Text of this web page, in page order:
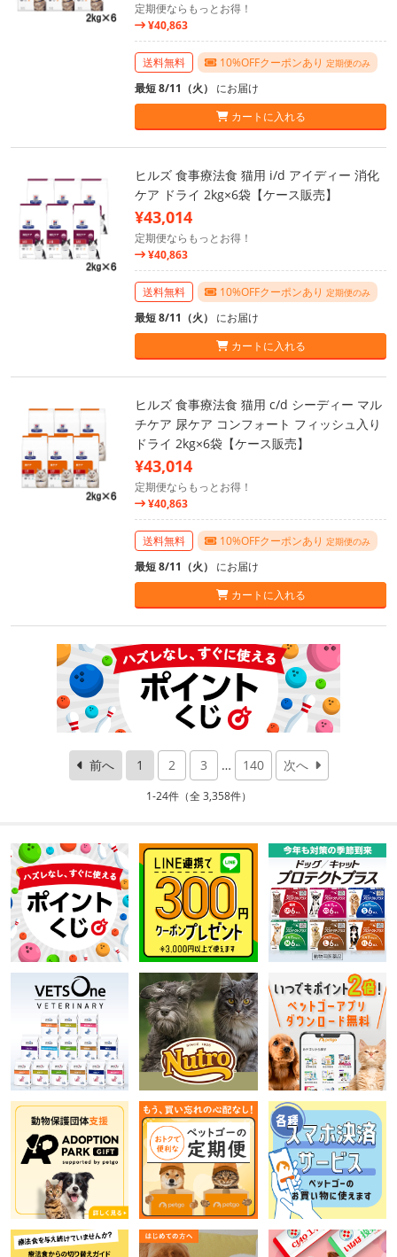
定期便ならもっとお得！
¥40,863
送料無料 10%OFFクーポンあり 定期便のみ
最短 8/11（火） にお届け
カートに入れる
ヒルズ 食事療法食 猫用 i/d アイディー 消化
ケア ドライ 2kg×6袋【ケース販売】
¥43,014
定期便ならもっとお得！
¥40,863
送料無料 10%OFFクーポンあり 定期便のみ
最短 8/11（火） にお届け
カートに入れる
ヒルズ 食事療法食 猫用 c/d シーディー マル
チケア 尿ケア コンフォート フィッシュ入り
ドライ 2kg×6袋【ケース販売】
¥43,014
定期便ならもっとお得！
¥40,863
送料無料 10%OFFクーポンあり 定期便のみ
最短 8/11（火） にお届け
カートに入れる
前へ 1 2 3 … 140 次へ
1-24件（全 3,358件）